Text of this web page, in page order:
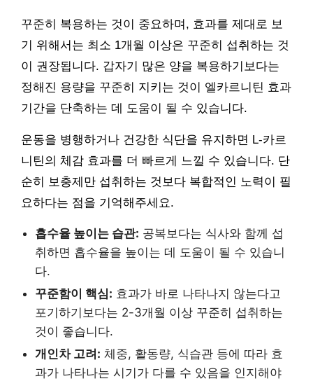
꾸준히 복용하는 것이 중요하며, 효과를 제대로 보
기 위해서는 최소 1개월 이상은 꾸준히 섭취하는 것
이 권장됩니다. 갑자기 많은 양을 복용하기보다는
정해진 용량을 꾸준히 지키는 것이 엘카르니틴 효과
기간을 단축하는 데 도움이 될 수 있습니다.
운동을 병행하거나 건강한 식단을 유지하면 L-카르
니틴의 체감 효과를 더 빠르게 느낄 수 있습니다. 단
순히 보충제만 섭취하는 것보다 복합적인 노력이 필
요하다는 점을 기억해주세요.
흡수율 높이는 습관: 공복보다는 식사와 함께 섭
취하면 흡수율을 높이는 데 도움이 될 수 있습니
다.
꾸준함이 핵심: 효과가 바로 나타나지 않는다고
포기하기보다는 2-3개월 이상 꾸준히 섭취하는
것이 좋습니다.
개인차 고려: 체중, 활동량, 식습관 등에 따라 효
과가 나타나는 시기가 다를 수 있음을 인지해야